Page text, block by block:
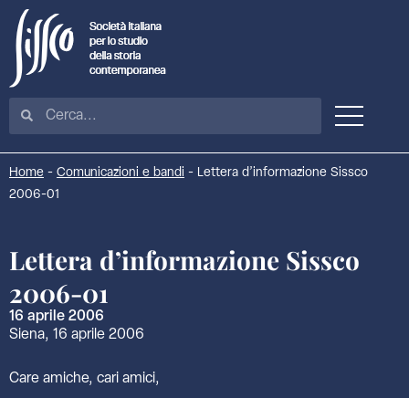
Home - Comunicazioni e bandi - Lettera d’informazione Sissco
2006-01
Lettera d’informazione Sissco
2006-01
16 aprile 2006
Siena, 16 aprile 2006
Care amiche, cari amici,